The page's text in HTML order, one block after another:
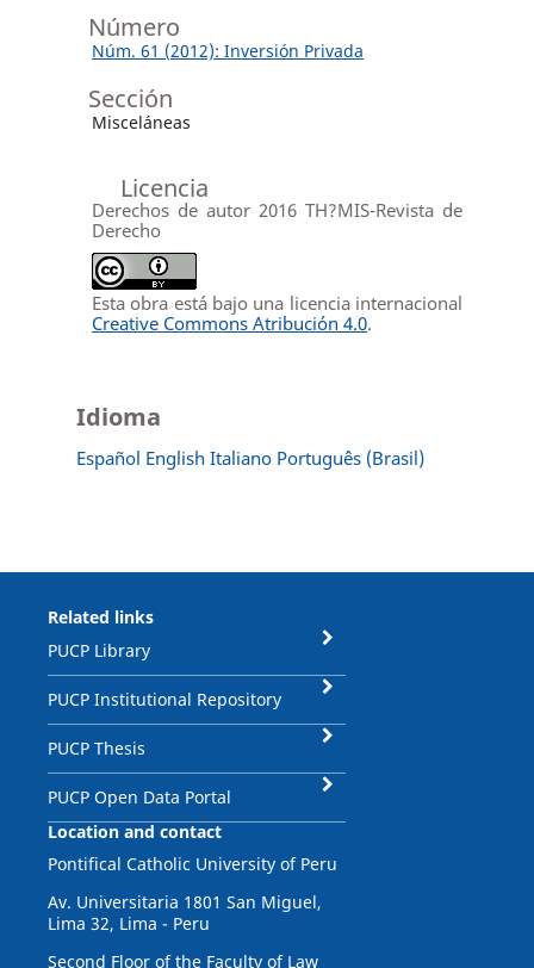
Número
Núm. 61 (2012): Inversión Privada
Sección
Misceláneas
Licencia
Derechos de autor 2016 TH?MIS-Revista de
Derecho
Esta obra está bajo una licencia internacional
Creative Commons Atribución 4.0.
Idioma
Español English Italiano Português (Brasil)
Related links
PUCP Library
PUCP Institutional Repository
PUCP Thesis
PUCP Open Data Portal
Location and contact
Pontifical Catholic University of Peru
Av. Universitaria 1801 San Miguel,
Lima 32, Lima - Peru
Second Floor of the Faculty of Law